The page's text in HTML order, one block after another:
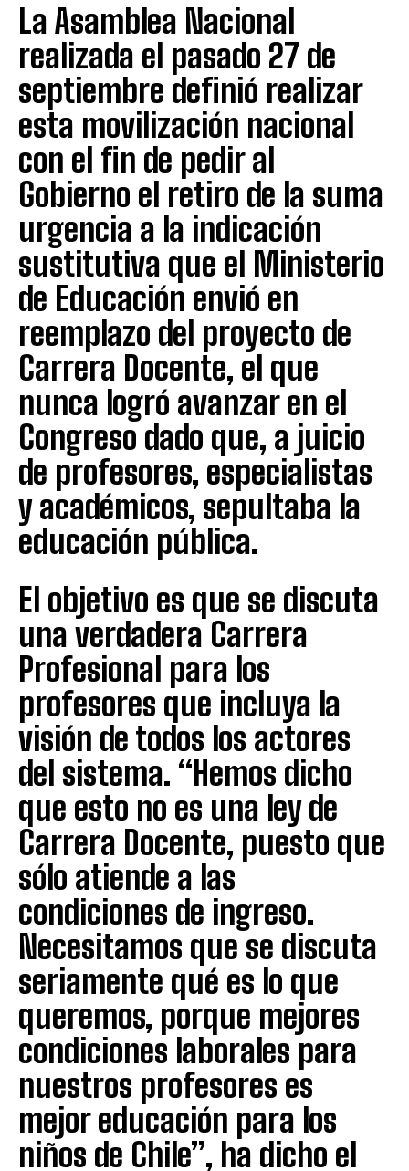
La Asamblea Nacional
realizada el pasado 27 de
septiembre definió realizar
esta movilización nacional
con el fin de pedir al
Gobierno el retiro de la suma
urgencia a la indicación
sustitutiva que el Ministerio
de Educación envió en
reemplazo del proyecto de
Carrera Docente, el que
nunca logró avanzar en el
Congreso dado que, a juicio
de profesores, especialistas
y académicos, sepultaba la
educación pública.
El objetivo es que se discuta
una verdadera Carrera
Profesional para los
profesores que incluya la
visión de todos los actores
del sistema. “Hemos dicho
que esto no es una ley de
Carrera Docente, puesto que
sólo atiende a las
condiciones de ingreso.
Necesitamos que se discuta
seriamente qué es lo que
queremos, porque mejores
condiciones laborales para
nuestros profesores es
mejor educación para los
niños de Chile”, ha dicho el